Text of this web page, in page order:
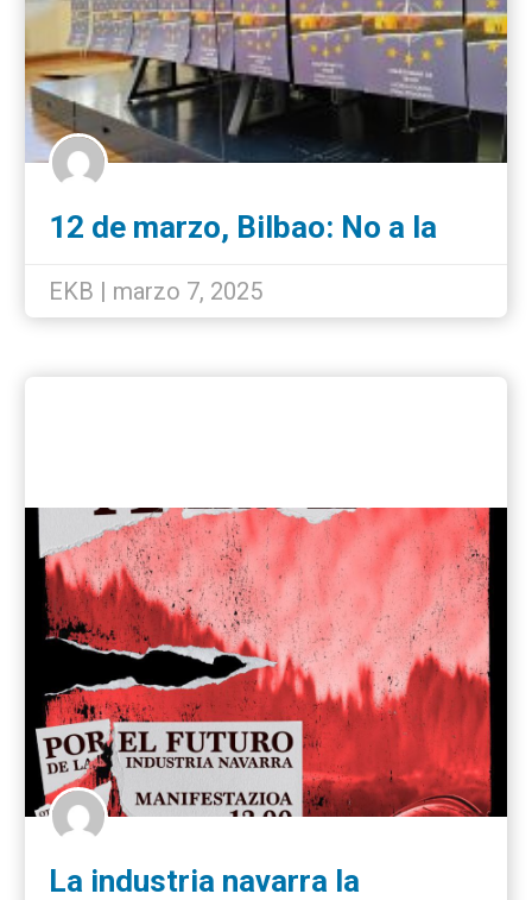
12 de marzo, Bilbao: No a la
EKB | marzo 7, 2025
La industria navarra la